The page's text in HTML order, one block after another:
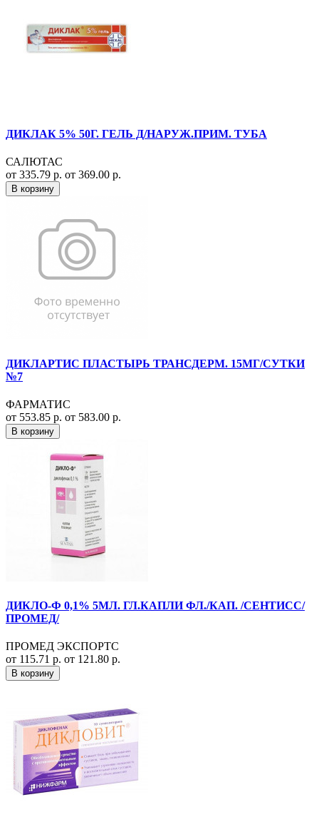
ДИКЛАК 5% 50Г. ГЕЛЬ Д/НАРУЖ.ПРИМ. ТУБА
САЛЮТАС
от 335.79 р. от 369.00 р.
В корзину
ДИКЛАРТИС ПЛАСТЫРЬ ТРАНСДЕРМ. 15МГ/СУТКИ
№7
ФАРМАТИС
от 553.85 р. от 583.00 р.
В корзину
ДИКЛО-Ф 0,1% 5МЛ. ГЛ.КАПЛИ ФЛ./КАП. /СЕНТИСС/
ПРОМЕД/
ПРОМЕД ЭКСПОРТС
от 115.71 р. от 121.80 р.
В корзину